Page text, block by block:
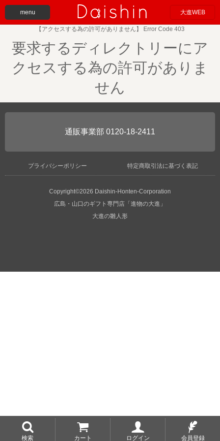
menu 大進WEB
検索 カート ログイン 会員登録
【アクセスする為の許可がありません】 Error Code 403
要求するディレクトリーにア
クセスする為の許可がありま
せん
0120-18-2411
プライバシーポリシー 特定商取引法に基づく表記
Copyright©2026 Daishin-Honten-Corporation
広島・山口のギフト専門店「進物の大進」
大進の雛人形